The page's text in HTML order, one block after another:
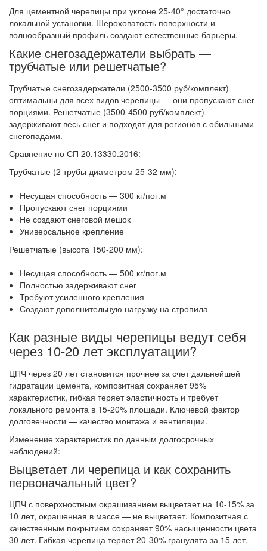
Для цементной черепицы при уклоне 25-40° достаточно
локальной установки. Шероховатость поверхности и
волнообразный профиль создают естественные барьеры.
Какие снегозадержатели выбрать —
трубчатые или решетчатые?
Трубчатые снегозадержатели (2500-3500 руб/комплект)
оптимальны для всех видов черепицы — они пропускают снег
порциями. Решетчатые (3500-4500 руб/комплект)
задерживают весь снег и подходят для регионов с обильными
снегопадами.
Сравнение по СП 20.13330.2016:
Трубчатые (2 трубы диаметром 25-32 мм):
Несущая способность — 300 кг/пог.м
Пропускают снег порциями
Не создают снеговой мешок
Универсальное крепление
Решетчатые (высота 150-200 мм):
Несущая способность — 500 кг/пог.м
Полностью задерживают снег
Требуют усиленного крепления
Создают дополнительную нагрузку на стропила
Как разные виды черепицы ведут себя
через 10-20 лет эксплуатации?
ЦПЧ через 20 лет становится прочнее за счет дальнейшей
гидратации цемента, композитная сохраняет 95%
характеристик, гибкая теряет эластичность и требует
локального ремонта в 15-20% площади. Ключевой фактор
долговечности — качество монтажа и вентиляции.
Изменение характеристик по данным долгосрочных
наблюдений:
Выцветает ли черепица и как сохранить
первоначальный цвет?
ЦПЧ с поверхностным окрашиванием выцветает на 10-15% за
10 лет, окрашенная в массе — не выцветает. Композитная с
качественным покрытием сохраняет 90% насыщенности цвета
30 лет. Гибкая черепица теряет 20-30% гранулята за 15 лет.